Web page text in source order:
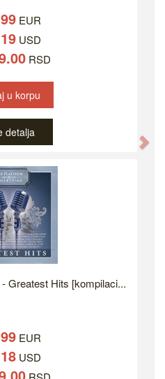
EUR
USD
RSD
u korpu
detalja
Greatest Hits [kompilaci...
EUR
USD